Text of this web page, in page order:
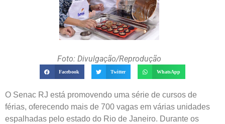
Foto: Divulgação/Reprodução
Facebook Twitter WhatsApp
O Senac RJ está promovendo uma série de cursos de
férias, oferecendo mais de 700 vagas em várias unidades
espalhadas pelo estado do Rio de Janeiro. Durante os